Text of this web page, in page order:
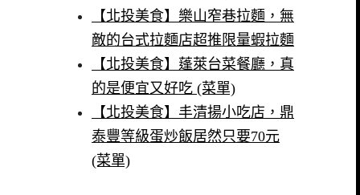
【北投美食】樂山窄巷拉麵，無
敵的台式拉麵店超推限量蝦拉麵
【北投美食】蓬萊台菜餐廳，真
的是便宜又好吃 (菜單)
【北投美食】丰清揚小吃店，鼎
泰豐等級蛋炒飯居然只要70元
(菜單)